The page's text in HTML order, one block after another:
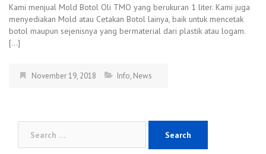
Kami menjual Mold Botol Oli TMO yang berukuran 1 liter. Kami juga
menyediakan Mold atau Cetakan Botol lainya, baik untuk mencetak
botol maupun sejenisnya yang bermaterial dari plastik atau logam.
[…]
November 19, 2018 Info, News